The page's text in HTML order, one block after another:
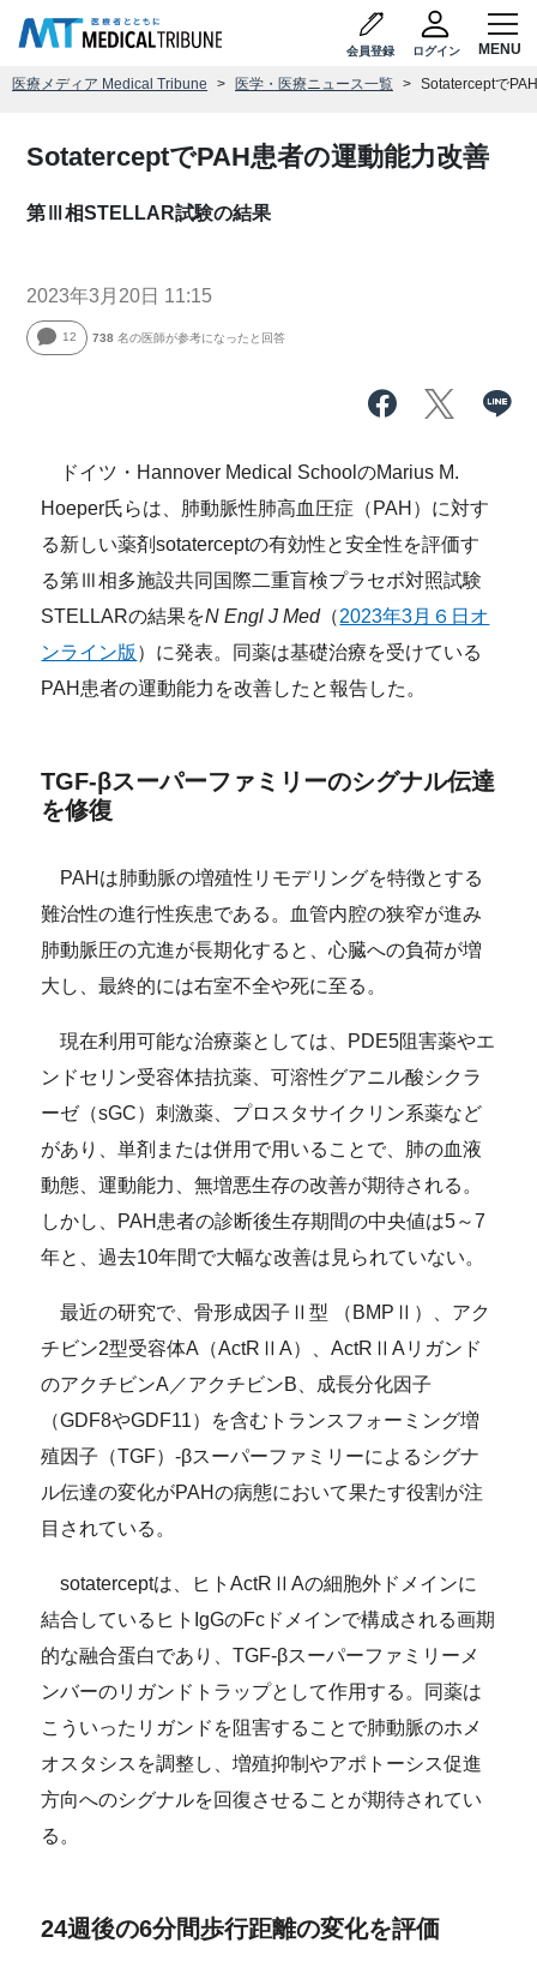
会員登録 ログイン
医療メディア Medical Tribune 医学・医療ニュース一覧 Sotaterceptで
SotaterceptでPAH患者の運動能力改善
第Ⅲ相STELLAR試験の結果
2023年3月20日 11:15
12 738 名の医師が参考になったと回答
ドイツ・Hannover Medical SchoolのMarius M.
Hoeper氏らは、肺動脈性肺高血圧症（PAH）に対す
る新しい薬剤sotaterceptの有効性と安全性を評価す
る第Ⅲ相多施設共同国際二重盲検プラセボ対照試験
STELLARの結果をN Engl J Med（2023年3月６日オ
ンライン版 ）に発表。同薬は基礎治療を受けている
PAH患者の運動能力を改善したと報告した。
TGF-βスーパーファミリーのシグナル伝達
を修復
PAHは肺動脈の増殖性リモデリングを特徴とする
難治性の進行性疾患である。血管内腔の狭窄が進み
肺動脈圧の亢進が長期化すると、心臓への負荷が増
大し、最終的には右室不全や死に至る。
現在利用可能な治療薬としては、PDE5阻害薬やエ
ンドセリン受容体拮抗薬、可溶性グアニル酸シクラ
ーゼ（sGC）刺激薬、プロスタサイクリン系薬など
があり、単剤または併用で用いることで、肺の血液
動態、運動能力、無増悪生存の改善が期待される。
しかし、PAH患者の診断後生存期間の中央値は5～7
年と、過去10年間で大幅な改善は見られていない。
最近の研究で、骨形成因子Ⅱ型 （BMPⅡ）、アク
チビン2型受容体A（ActRⅡA）、ActRⅡAリガンド
のアクチビンA／アクチビンB、成長分化因子
（GDF8やGDF11）を含むトランスフォーミング増
殖因子（TGF）-βスーパーファミリーによるシグナ
ル伝達の変化がPAHの病態において果たす役割が注
目されている。
sotaterceptは、ヒトActRⅡAの細胞外ドメインに
結合しているヒトIgGのFcドメインで構成される画期
的な融合蛋白であり、TGF-βスーパーファミリーメ
ンバーのリガンドトラップとして作用する。同薬は
こういったリガンドを阻害することで肺動脈のホメ
オスタシスを調整し、増殖抑制やアポトーシス促進
方向へのシグナルを回復させることが期待されてい
る。
24週後の6分間歩行距離の変化を評価